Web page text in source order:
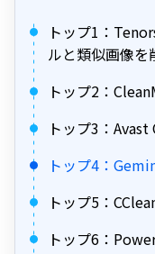
トップ1：
ルと類似画像を
トップ2：
トップ3：
トップ4：
トップ5：
トップ6：